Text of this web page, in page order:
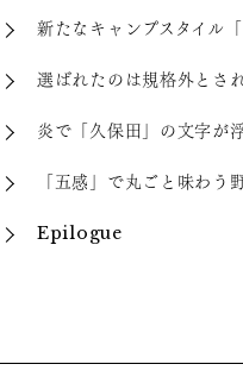
新たなキャンプスタイル
選ばれたのは規格外とさ
炎で「久保田」の文字が
「五感」で丸ごと味わう
Epilogue